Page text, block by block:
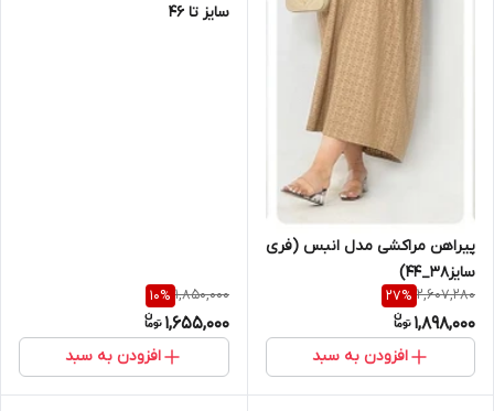
پیراهن مراکشی مدل انبس (فری
سایز38_44)
2,607,280
27%
1,898,000
افزودن به سبد
سایز تا 46
1,850,000
10%
1,655,000
افزودن به سبد